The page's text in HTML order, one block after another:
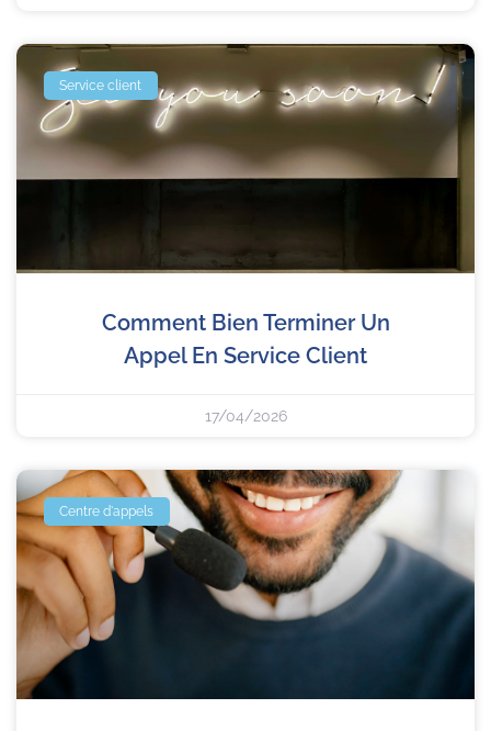
Service client
Comment Bien Terminer Un
Appel En Service Client
17/04/2026
Centre d'appels